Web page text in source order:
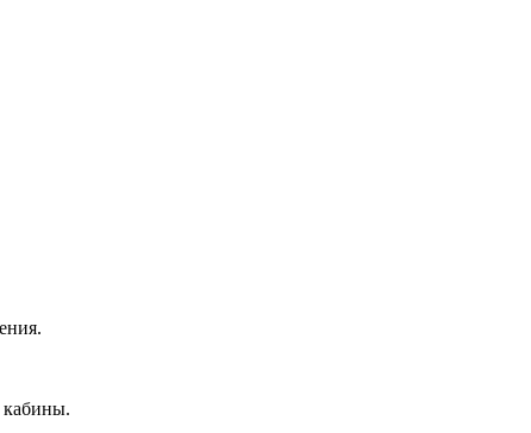
кабины.